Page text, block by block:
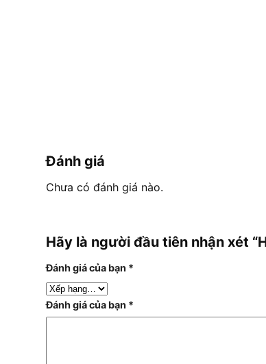
Đánh giá
Chưa có đánh giá nào.
Hãy là người đầu tiên nhận xét
Đánh giá của bạn *
Đánh giá của bạn *